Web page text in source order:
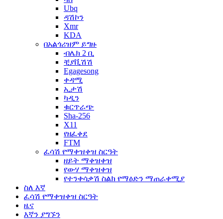
Ubq
ዳሽኮን
Xmr
KDA
በአልጎሪዝም ይግዙ
ብሌክ 2 ቢ
ቺያቪሽሽ
Egagesong
ቀዳሚ
ኢታሽ
ካዲን
ቁርጥራጭ
Sha-256
X11
የዘፈቀደ
FTM
ፈሳሽ የማቀዝቀዝ ስርዓት
ዘይት ማቀዝቀዝ
የውሃ ማቀዝቀዝ
የተንቀሳቃሽ ስልክ የማዕድን ማጠራቀሚያ
ስለ እኛ
ፈሳሽ የማቀዝቀዝ ስርዓት
ዜና
እኛን ያግኙን